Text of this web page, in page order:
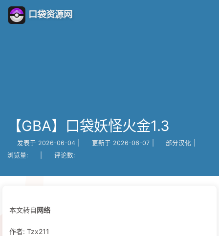
口袋资源网
【GBA】口袋妖怪火金1.3
发表于 2026-06-04 更新于 2026-06-07 部分汉化
浏览量:
评论数:
本文转自网络
作者: Tzx211